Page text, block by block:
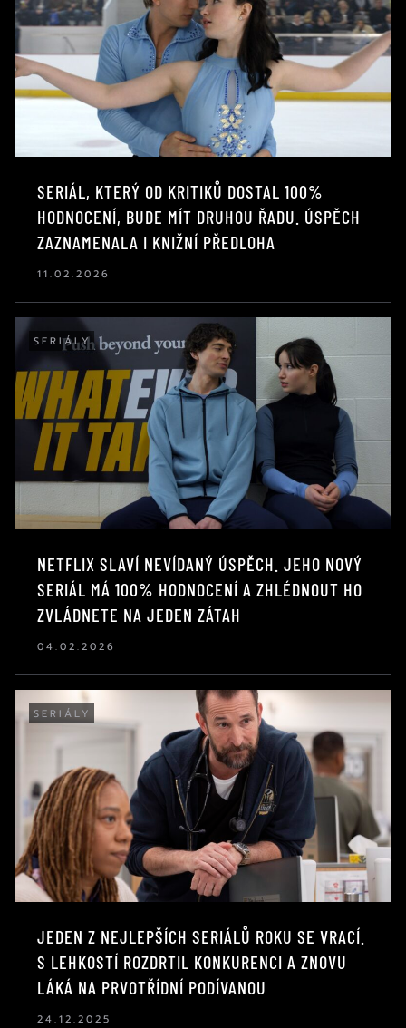
SERIÁL, KTERÝ OD KRITIKŮ DOSTAL 100%
HODNOCENÍ, BUDE MÍT DRUHOU ŘADU. ÚSPĚCH
ZAZNAMENALA I KNIŽNÍ PŘEDLOHA
11.02.2026
SERIÁLY
NETFLIX SLAVÍ NEVÍDANÝ ÚSPĚCH. JEHO NOVÝ
SERIÁL MÁ 100% HODNOCENÍ A ZHLÉDNOUT HO
ZVLÁDNETE NA JEDEN ZÁTAH
04.02.2026
SERIÁLY
JEDEN Z NEJLEPŠÍCH SERIÁLŮ ROKU SE VRACÍ.
S LEHKOSTÍ ROZDRTIL KONKURENCI A ZNOVU
LÁKÁ NA PRVOTŘÍDNÍ PODÍVANOU
24.12.2025